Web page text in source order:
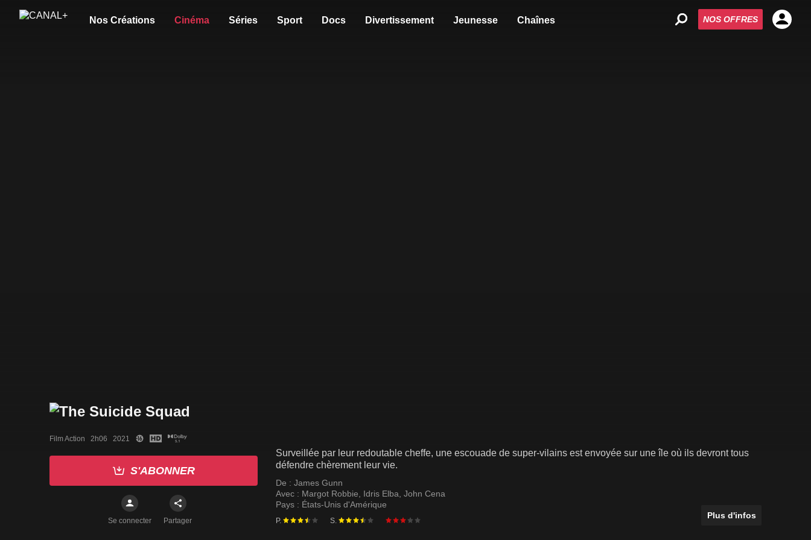
Nos Créations Cinéma Séries Sport Docs Divertissement Jeunesse Chaînes NOS OFFRES
Film Action   2h06   2021
S'ABONNER
Se connecter Partager
Surveillée par leur redoutable cheffe, une escouade de super-vilains est envoyée sur une île où ils devront tous
défendre chèrement leur vie.
De : James Gunn
Avec : Margot Robbie Idris Elba John Cena
Pays : États-Unis d'Amérique
P. S.
Plus d'infos